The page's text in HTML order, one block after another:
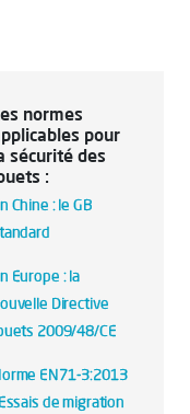
normes
pour
sécurité des
:
Chine : le GB
Europe : la
Directive
2009/48/CE
EN71-3:2013
de migration